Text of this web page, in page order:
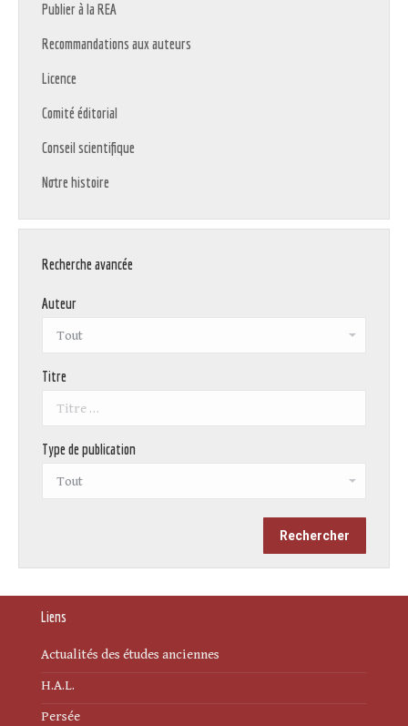
Publier à la REA
Recommandations aux auteurs
Licence
Comité éditorial
Conseil scientifique
Notre histoire
Recherche avancée
Auteur
Titre
Type de publication
Liens
Actualités des études anciennes
H.A.L.
Persée